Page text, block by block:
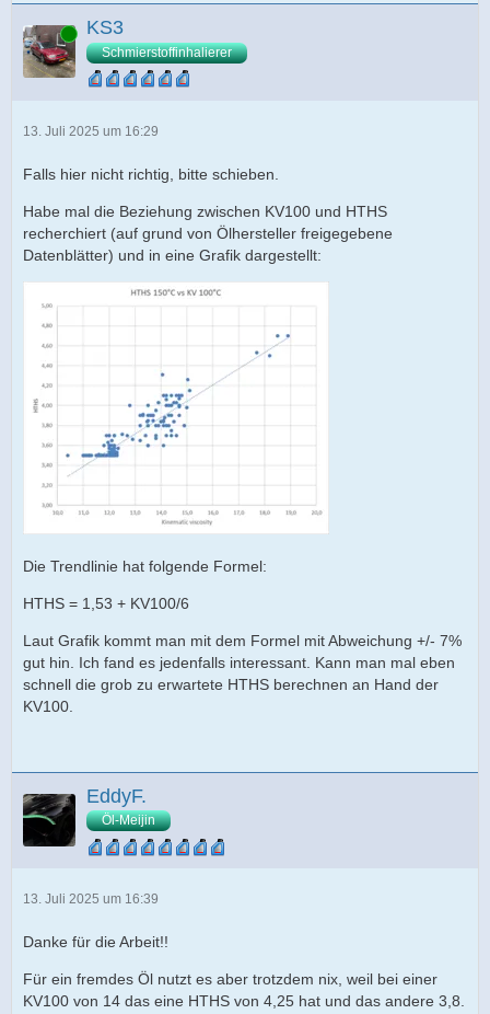
Online KS3
Schmierstoffinhalierer
13. Juli 2025 um 16:29
Falls hier nicht richtig, bitte schieben.
Habe mal die Beziehung zwischen KV100 und HTHS
recherchiert (auf grund von Ölhersteller freigegebene
Datenblätter) und in eine Grafik dargestellt:
Die Trendlinie hat folgende Formel:
HTHS = 1,53 + KV100/6
Laut Grafik kommt man mit dem Formel mit Abweichung +/- 7%
gut hin. Ich fand es jedenfalls interessant. Kann man mal eben
schnell die grob zu erwartete HTHS berechnen an Hand der
KV100.
EddyF.
Öl-Meijin
13. Juli 2025 um 16:39
Danke für die Arbeit!!
Für ein fremdes Öl nutzt es aber trotzdem nix, weil bei einer
KV100 von 14 das eine HTHS von 4,25 hat und das andere 3,8.